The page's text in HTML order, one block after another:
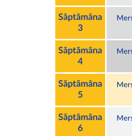
Săptămâna
3
Săptămâna
4
Săptămâna
5
Săptămâna
6